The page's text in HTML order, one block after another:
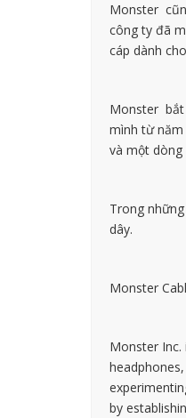
Monster
công ty đã
cáp dành
Monster bắt
mình từ năm
và một dòng
Trong
dây.
Monster
Monster
by